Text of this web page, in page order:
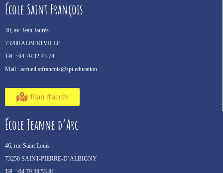
École Saint François
40, av. Jean Jaurès
73200 ALBERTVILLE
Tél. : 04 79 32 43 74
Mail : accueil.stfrancois@spt.education
Plan d'accès
École Jeanne d’Arc
46, rue Saint Louis
73250 SAINT-PIERRE-D’ALBIGNY
Tél. : 04 79 28 53 81